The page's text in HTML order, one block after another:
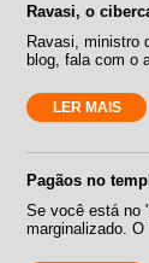
Ravasi, o
Ravasi, ministro
blog, fala com o
LER MAIS
Pagãos no
Se você está no
marginalizado.